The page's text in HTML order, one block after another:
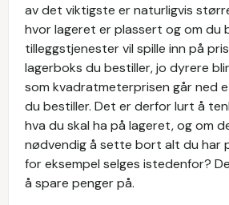
av det viktigste er naturligvis
hvor lageret er plassert og om du
tilleggstjenester vil spille inn på
lagerboks du bestiller, jo dyrere
som kvadratmeterprisen går ned
du bestiller. Det er derfor lurt å
hva du skal ha på lageret, og om
nødvendig å sette bort alt du har
for eksempel selges istedenfor?
å spare penger på.